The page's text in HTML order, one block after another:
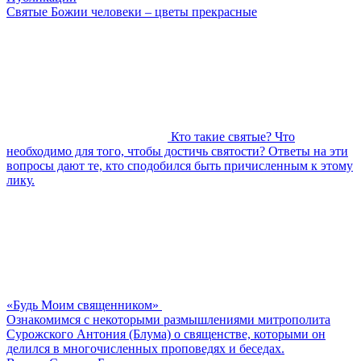
Святые Божии человеки – цветы прекрасные
Кто такие святые? Что
необходимо для того, чтобы достичь святости? Ответы на эти
вопросы дают те, кто сподобился быть причисленным к этому
лику.
«Будь Моим священником»
Ознакомимся с некоторыми размышлениями митрополита
Сурожского Антония (Блума) о священстве, которыми он
делился в многочисленных проповедях и беседах.